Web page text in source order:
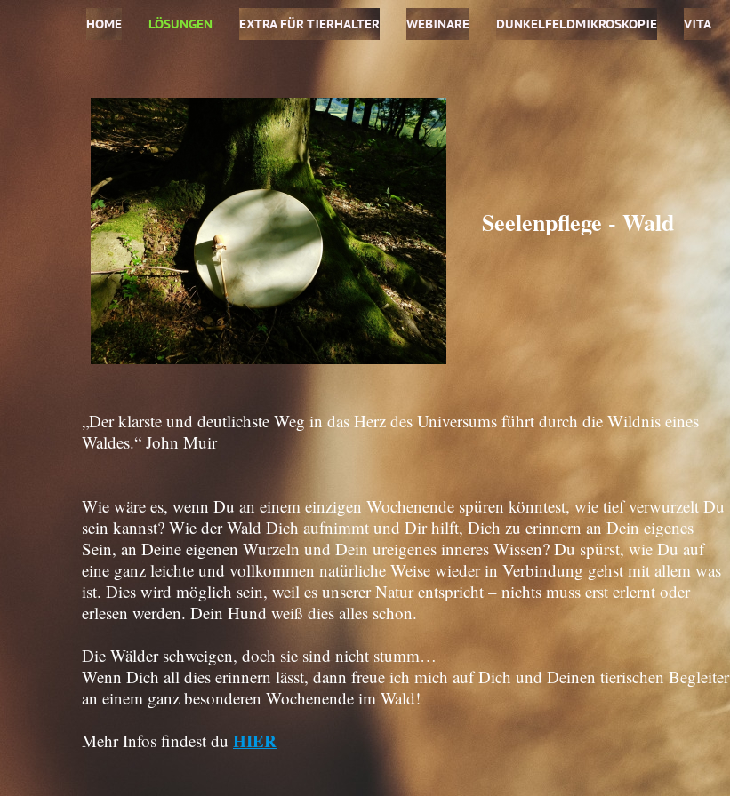
HOME LÖSUNGEN EXTRA FÜR TIERHALTER WEBINARE DUNKELFELDMIKROSKOPIE VITA
Seelenpflege - Wald
„Der klarste und deutlichste Weg in das Herz des Universums führt durch die Wildnis eines
Waldes.“ John Muir
Wie wäre es, wenn Du an einem einzigen Wochenende spüren könntest, wie tief verwurzelt Du
sein kannst? Wie der Wald Dich aufnimmt und Dir hilft, Dich zu erinnern an Dein eigenes
Sein, an Deine eigenen Wurzeln und Dein ureigenes inneres Wissen? Du spürst, wie Du auf
eine ganz leichte und vollkommen natürliche Weise wieder in Verbindung gehst mit allem was
ist. Dies wird möglich sein, weil es unserer Natur entspricht – nichts muss erst erlernt oder
erlesen werden. Dein Hund weiß dies alles schon.
Die Wälder schweigen, doch sie sind nicht stumm…
Wenn Dich all dies erinnern lässt, dann freue ich mich auf Dich und Deinen tierischen Begleiter
an einem ganz besonderen Wochenende im Wald!
Mehr Infos findest du HIER